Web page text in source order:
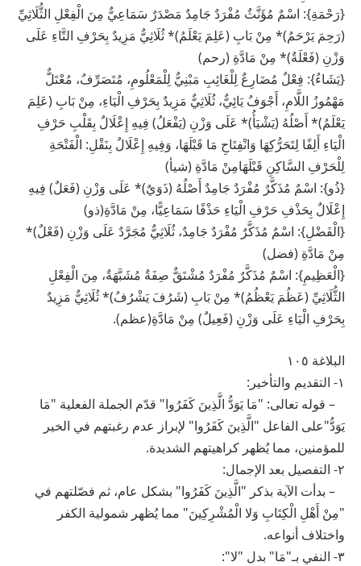
{رَحْمَةِ}: اسْمٌ مُؤَنَّثٌ مُفْرَدٌ جَامِدٌ مَصْدَرٌ سَمَاعِيٌّ مِنَ الْفِعْلِ الثُّلَاثِيِّ
(رَحِمَ يَرْحَمُ)* مِنْ بَابِ (عَلِمَ يَعْلَمُ)* ثُلَاثِيٌّ مَزِيدٌ بِحَرْفِ التَّاءِ عَلَى
وَزْنِ (فَعْلَةٌ)* مِنْ مَادَّةِ (رحم)
{يَشَاءُ}: فِعْلٌ مُضَارِعٌ لِلْغَائِبِ مَبْنِيٌّ لِلْمَعْلُومِ، مُتَصَرِّفٌ، مُعْتَلٌّ
مَهْمُوزُ اللَّامِ، أَجْوَفُ يَائِيٌّ، ثُلَاثِيٌّ مَزِيدٌ بِحَرْفِ الْيَاءِ، مِنْ بَابِ (عَلِمَ
يَعْلَمُ)* أَصْلُهُ (يَشْيَأُ)* عَلَى وَزْنِ (يَفْعَلُ) فِيهِ إِعْلَالٌ بِقَلْبِ حَرْفِ
الْيَاءِ أَلِفًا لِتَحَرُّكِهَا وَانْفِتَاحِ مَا قَبْلَهَا، وَفِيهِ إِعْلَالٌ بِنَقْلِ: الْفَتْحَةِ
لِلْحَرْفِ السَّاكِنِ قَبْلَهَامِنْ مَادَّةِ (شيأ)
{ذُو}: اسْمٌ مُذَكَّرٌ مُفْرَدٌ جَامِدٌ أَصْلُهُ (ذَوَيٌ)* عَلَى وَزْنِ (فَعَلٌ) فِيهِ
إِعْلَالٌ بِحَذْفِ حَرْفِ الْيَاءِ حَذْفًا سَمَاعِيًّا، مِنْ مَادَّةِ(ذو)
{الْفَضْلِ}: اسْمٌ مُذَكَّرٌ مُفْرَدٌ جَامِدٌ، ثُلَاثِيٌّ مُجَرَّدٌ عَلَى وَزْنِ (فَعْلٌ)*
مِنْ مَادَّةِ (فضل)
{الْعَظِيمِ}: اسْمٌ مُذَكَّرٌ مُفْرَدٌ مُشْتَقٌّ صِفَةٌ مُشَبَّهَةٌ، مِنَ الْفِعْلِ
الثُّلَاثِيِّ (عَظُمَ يَعْظُمُ)* مِنْ بَابِ (شَرُفَ يَشْرُفُ)* ثُلَاثِيٌّ مَزِيدٌ
بِحَرْفِ الْيَاءِ عَلَى وَزْنِ (فَعِيلٌ) مِنْ مَادَّةِ(عظم).
البلاغة ١٠٥
١- التقديم والتأخير:
– قوله تعالى: "مَا يَوَدُّ الَّذِينَ كَفَرُوا" قدّم الجملة الفعلية "مَا
يَوَدُّ"على الفاعل "الَّذِينَ كَفَرُوا" لإبراز عدم رغبتهم في الخير
للمؤمنين، مما يُظهر كراهيتهم الشديدة.
٢- التفصيل بعد الإجمال:
– بدأت الآية بذكر "الَّذِينَ كَفَرُوا" بشكل عام، ثم فصّلتهم في
"مِنْ أَهْلِ الْكِتَابِ وَلا الْمُشْرِكِينَ" مما يُظهر شمولية الكفر
واختلاف أنواعه.
٣- النفي بـ"مَا" بدل "لا":